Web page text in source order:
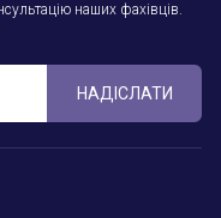
наших фахівців.
НАДІСЛАТИ